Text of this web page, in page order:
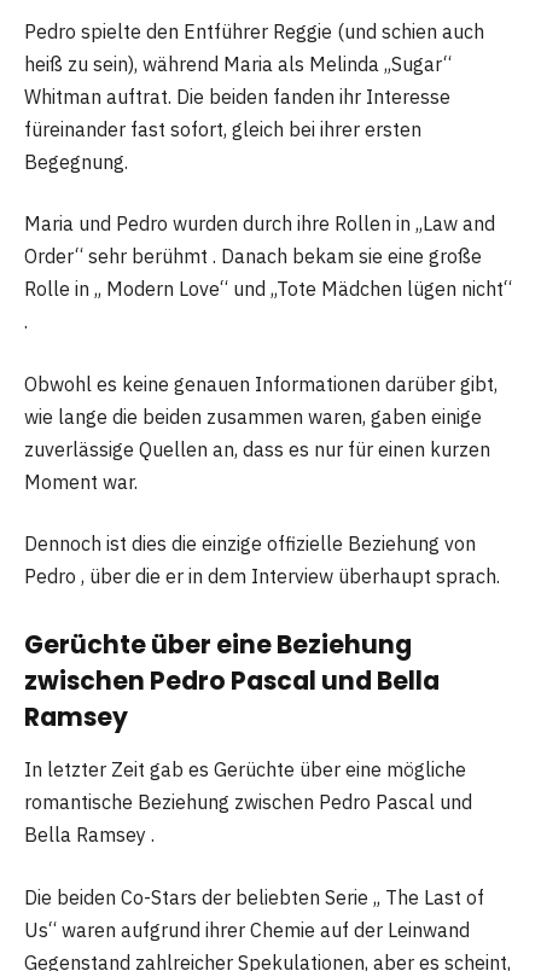
Pedro spielte den Entführer Reggie (und schien auch
heiß zu sein), während Maria als Melinda „Sugar“
Whitman auftrat. Die beiden fanden ihr Interesse
füreinander fast sofort, gleich bei ihrer ersten
Begegnung.
Maria und Pedro wurden durch ihre Rollen in „Law and
Order“ sehr berühmt . Danach bekam sie eine große
Rolle in „ Modern Love“ und „Tote Mädchen lügen nicht“
.
Obwohl es keine genauen Informationen darüber gibt,
wie lange die beiden zusammen waren, gaben einige
zuverlässige Quellen an, dass es nur für einen kurzen
Moment war.
Dennoch ist dies die einzige offizielle Beziehung von
Pedro , über die er in dem Interview überhaupt sprach.
Gerüchte über eine Beziehung
zwischen Pedro Pascal und Bella
Ramsey
In letzter Zeit gab es Gerüchte über eine mögliche
romantische Beziehung zwischen Pedro Pascal und
Bella Ramsey .
Die beiden Co-Stars der beliebten Serie „ The Last of
Us“ waren aufgrund ihrer Chemie auf der Leinwand
Gegenstand zahlreicher Spekulationen, aber es scheint,